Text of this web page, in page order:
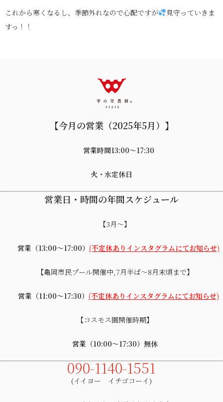
これから寒くなるし、季節外れなので心配ですが
見守っていきま
すっ！！
【今月の営業（2025年5月）】
営業時間13:00〜17:30
火・水定休日
営業日・時間の年間スケジュール
【3月～】
営業（13:00～17:00） (不定休ありインスタグラムにてお知らせ)
【亀岡市民プール開催中,7月半ば～8月末頃まで】
営業（11:00～17:30） (不定休ありインスタグラムにてお知らせ)
【コスモス園開催時期】
営業（10:00～17:30）無休
090-1140-1551
(イイヨー イチゴコーイ)